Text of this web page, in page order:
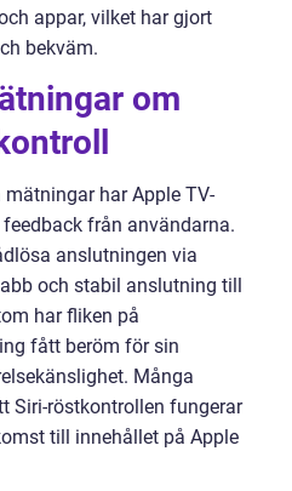
appar, vilket har gjort
bekväm.
om
har Apple TV-
från användarna.
anslutningen via
och stabil anslutning till
har fliken på
fått beröm för sin
Många
Siri-röstkontrollen fungerar
till innehållet på Apple